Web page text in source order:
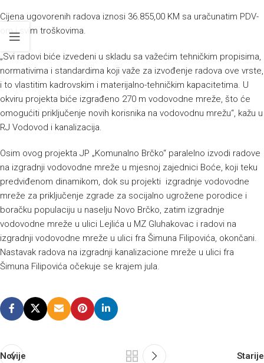
Cijena ugovorenih radova iznosi 36.855,00 KM sa uračunatim PDV-
om i svim troškovima.
„Svi radovi biće izvedeni u skladu sa važećim tehničkim propisima,
normativima i standardima koji važe za izvođenje radova ove vrste,
i to vlastitim kadrovskim i materijalno-tehničkim kapacitetima. U
okviru projekta biće izgrađeno 270 m vodovodne mreže, što će
omogućiti priključenje novih korisnika na vodovodnu mrežu“, kažu u
RJ Vodovod i kanalizacija.
Osim ovog projekta JP „Komunalno Brčko“ paralelno izvodi radove
na izgradnji vodovodne mreže u mjesnoj zajednici Boće, koji teku
predviđenom dinamikom, dok su projekti izgradnje vodovodne
mreže za priključenje zgrade za socijalno ugrožene porodice i
boračku populaciju u naselju Novo Brčko, zatim izgradnje
vodovodne mreže u ulici Lejlića u MZ Gluhakovac i radovi na
izgradnji vodovodne mreže u ulici fra Šimuna Filipovića, okončani.
Nastavak radova na izgradnji kanalizacione mreže u ulici fra
Šimuna Filipovića očekuje se krajem jula.
Novije Starije